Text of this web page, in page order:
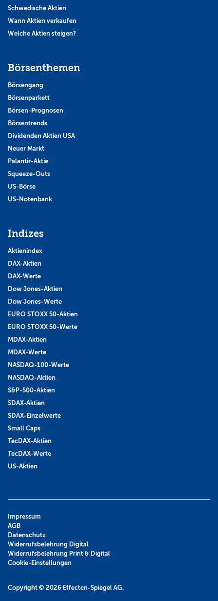
Schwedische Aktien
Wann Aktien verkaufen
Welche Aktien steigen?
Börsenthemen
Börsengang
Börsenparkett
Börsen-Prognosen
Börsentrends
Dividenden Aktien USA
Neuer Markt
Palantir-Aktie
Squeeze-Outs
US-Börse
US-Notenbank
Indizes
Aktienindex
DAX-Aktien
DAX-Werte
Dow Jones-Aktien
Dow Jones-Werte
EURO STOXX 50-Aktien
EURO STOXX 50-Werte
MDAX-Aktien
MDAX-Werte
NASDAQ-100-Werte
NASDAQ-Aktien
S&P-500-Aktien
SDAX-Aktien
SDAX-Einzelwerte
Small Caps
TecDAX-Aktien
TecDAX-Werte
US-Aktien
Copyright © 2026 Effecten-Spiegel AG.
Impressum
AGB
Datenschutz
Widerrufsbelehrung Digital
Widerrufsbelehrung Print & Digital
Cookie-Einstellungen